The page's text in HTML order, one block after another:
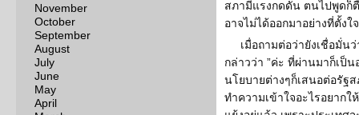
November
October
September
August
July
June
May
April
สภามีแรงกดดัน ตนไปพูดก็
อาจไม่ได้ออกมาอย่างที่ตั้งใ
เมื่อถามต่อว่ายังเชื่อมั่น
กล่าวว่า ”ค่ะ ที่ผ่านมาก็เป็
นโยบายต่างๆก็เสนอต่อรัฐ
ทำความเข้าใจอะไรอยาก